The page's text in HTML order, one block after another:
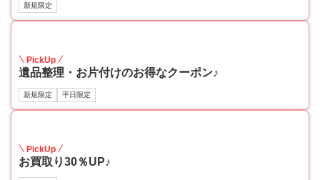
新規限定
PickUp
遺品整理・お片付けのお得なクーポン♪
新規限定 平日限定
PickUp
お買取り30％UP♪